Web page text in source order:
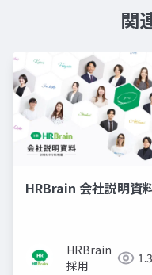
関
HRBrain 会社説明資
HRBrain
採用